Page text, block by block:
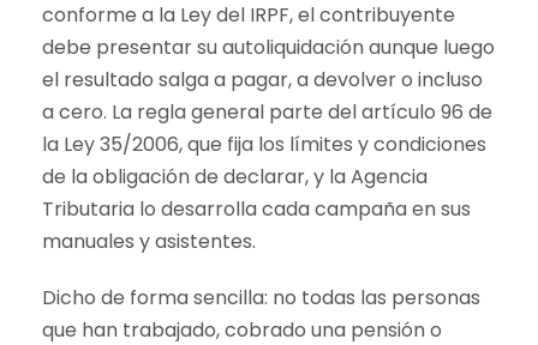
conforme a la Ley del IRPF, el contribuyente
debe presentar su autoliquidación aunque luego
el resultado salga a pagar, a devolver o incluso
a cero. La regla general parte del artículo 96 de
la Ley 35/2006, que fija los límites y condiciones
de la obligación de declarar, y la Agencia
Tributaria lo desarrolla cada campaña en sus
manuales y asistentes.
Dicho de forma sencilla: no todas las personas
que han trabajado, cobrado una pensión o